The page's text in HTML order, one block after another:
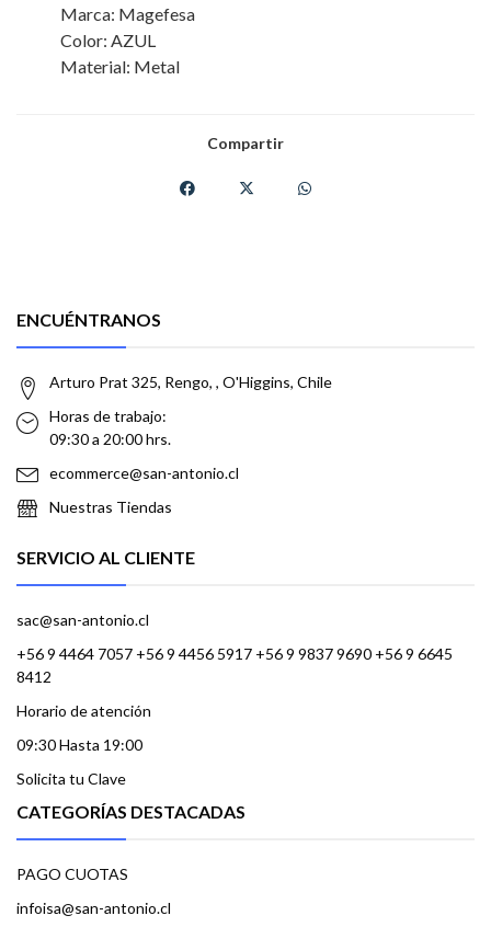
Marca: Magefesa
Color: AZUL
Material: Metal
Compartir
ENCUÉNTRANOS
Arturo Prat 325, Rengo, , O'Higgins, Chile
Horas de trabajo:
09:30 a 20:00 hrs.
ecommerce@san-antonio.cl
Nuestras Tiendas
SERVICIO AL CLIENTE
sac@san-antonio.cl
+56 9 4464 7057 +56 9 4456 5917 +56 9 9837 9690 +56 9 6645
8412
Horario de atención
09:30 Hasta 19:00
Solicita tu Clave
CATEGORÍAS DESTACADAS
PAGO CUOTAS
infoisa@san-antonio.cl